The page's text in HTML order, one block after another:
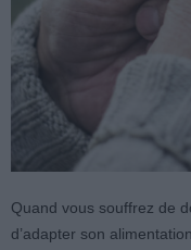
Quand vous souffrez de
d’adapter son